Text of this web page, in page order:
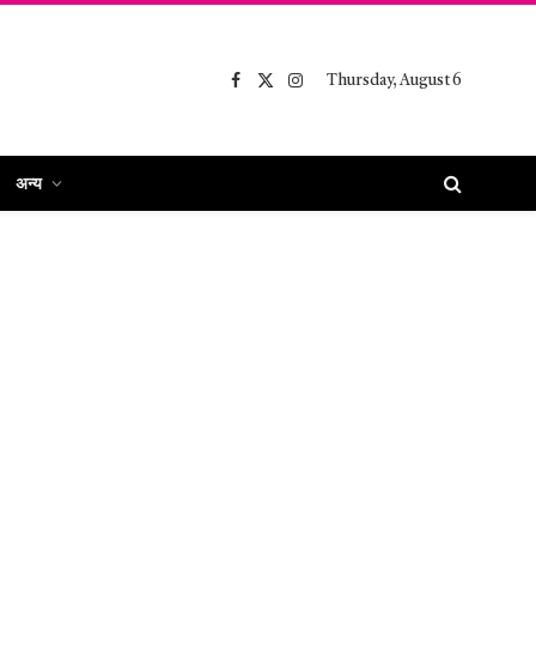
Facebook
X
Instagram
Thursday, August 6
अन्य